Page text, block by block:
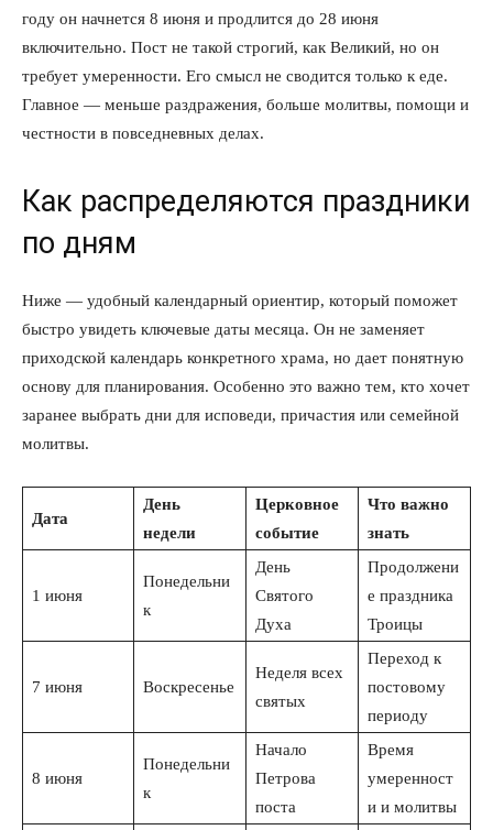
году он начнется 8 июня и продлится до 28 июня
включительно. Пост не такой строгий, как Великий, но он
требует умеренности. Его смысл не сводится только к еде.
Главное — меньше раздражения, больше молитвы, помощи и
честности в повседневных делах.
Как распределяются праздники
по дням
Ниже — удобный календарный ориентир, который поможет
быстро увидеть ключевые даты месяца. Он не заменяет
приходской календарь конкретного храма, но дает понятную
основу для планирования. Особенно это важно тем, кто хочет
заранее выбрать дни для исповеди, причастия или семейной
молитвы.
Дата
День
недели
Церковное
событие
Что важно
знать
1 июня
Понедельни
к
День
Святого
Духа
Продолжени
е праздника
Троицы
7 июня Воскресенье
Неделя всех
святых
Переход к
постовому
периоду
8 июня
Понедельни
к
Начало
Петрова
поста
Время
умеренност
и и молитвы